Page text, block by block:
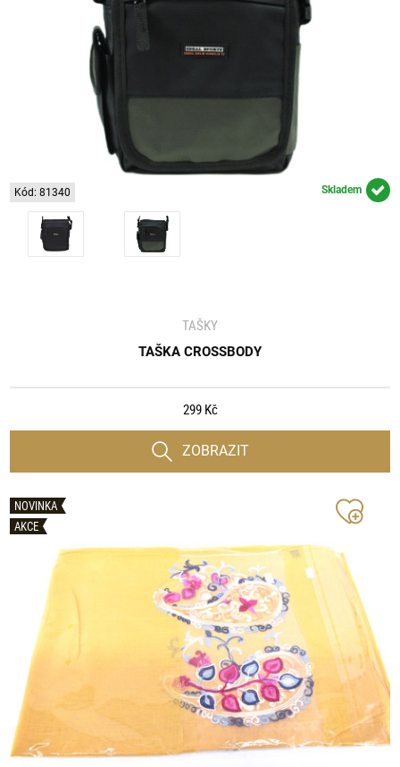
Kód: 81340 Skladem
TAŠKY
TAŠKA CROSSBODY
299 Kč
ZOBRAZIT
NOVINKA
AKCE